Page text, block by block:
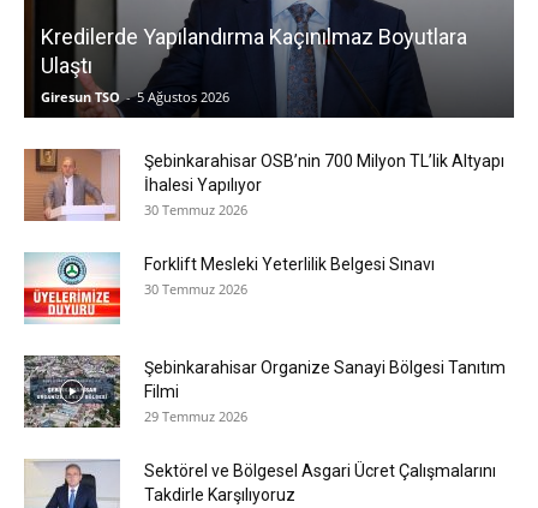
Kredilerde Yapılandırma Kaçınılmaz Boyutlara
Ulaştı
Giresun TSO - 5 Ağustos 2026
Şebinkarahisar OSB’nin 700 Milyon TL’lik Altyapı
İhalesi Yapılıyor
30 Temmuz 2026
Forklift Mesleki Yeterlilik Belgesi Sınavı
30 Temmuz 2026
Şebinkarahisar Organize Sanayi Bölgesi Tanıtım
Filmi
29 Temmuz 2026
Sektörel ve Bölgesel Asgari Ücret Çalışmalarını
Takdirle Karşılıyoruz